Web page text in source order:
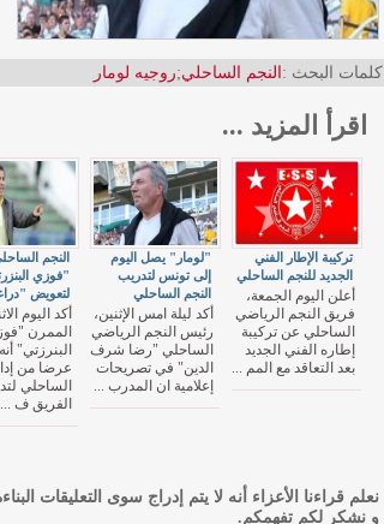
كلمات البحث : النجم الساحلي;روجيه لومار
اقرأ المزيد ...
النجم
"فوزي
لتعويض
أكد اليوم
الممرن
البنرزتي"
عرضا من
الساحلي
الفريق ف ...
"لومار" يصل اليوم
إلى تونس لتدريب
النجم الساحلي
أكد ليلة امس الإثنين،
رئيس النجم الرياضي
الساحلي "رضا شرف
الدين" في تصريحات
إعلامية ان المدرب ...
تركيبة الإطار الفني
الجديد للنجم الساحلي
أعلن اليوم الجمعة،
فريق النجم الرياضي
الساحلي عن تركيبة
إطاره الفني الجديد
بعد التعاقد مع المم ...
نعلم قراءنا الأعزاء أنه لا يتم إدراج سوى التعليقات
و نشكر لكم تفهمكم.